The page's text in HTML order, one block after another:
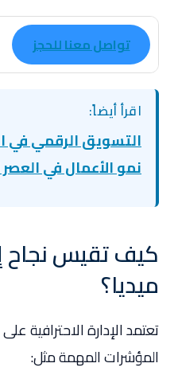
تواصل معنا للحجز
اقرأ أيضاً:
التسويق الرقمي في
نمو الأعمال في العصر
كيف تقيس نجاح
ميديا؟
تعتمد الإدارة الاحترافية
المؤشرات المهمة مثل: